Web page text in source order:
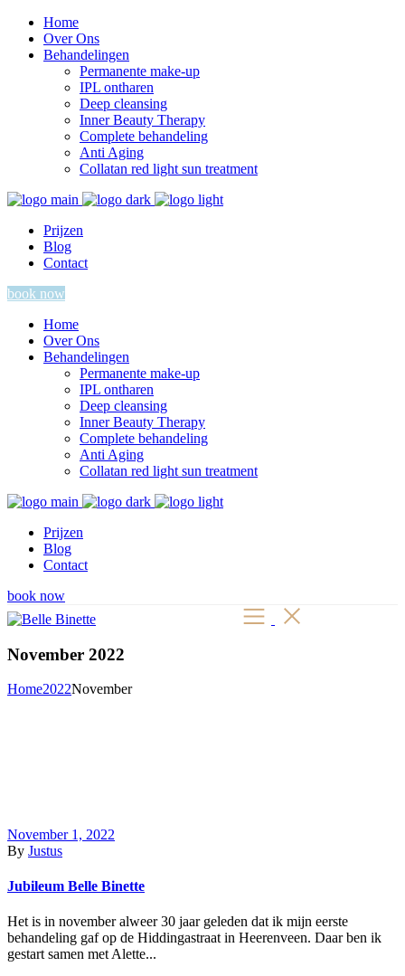
Home
Over Ons
Behandelingen
Permanente make-up
IPL ontharen
Deep cleansing
Inner Beauty Therapy
Complete behandeling
Anti Aging
Collatan red light sun treatment
Prijzen
Blog
Contact
book now
Home
Over Ons
Behandelingen
Permanente make-up
IPL ontharen
Deep cleansing
Inner Beauty Therapy
Complete behandeling
Anti Aging
Collatan red light sun treatment
Prijzen
Blog
Contact
book now
November 2022
Home2022November
November 1, 2022
By Justus
Jubileum Belle Binette
Het is in november alweer 30 jaar geleden dat ik mijn eerste
behandeling gaf op de Hiddingastraat in Heerenveen. Daar ben ik
gestart samen met Alette...